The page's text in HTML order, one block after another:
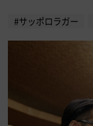
#サッポロラガー